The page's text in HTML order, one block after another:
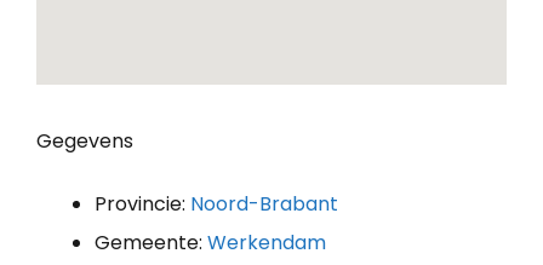
Gegevens
Provincie: Noord-Brabant
Gemeente: Werkendam